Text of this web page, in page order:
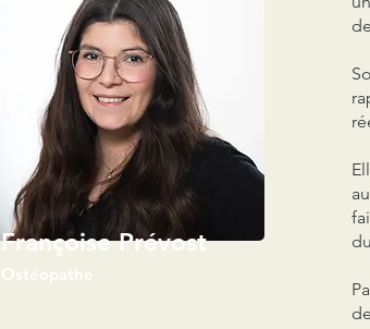
Ostéopathe
Françoise Prévost